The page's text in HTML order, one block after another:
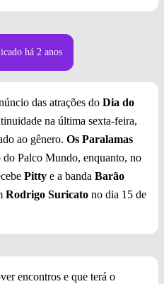
há 2 anos
das atrações do Dia do
na última sexta-feira,
ao gênero. Os Paralamas
do Palco Mundo, enquanto, no
Pitty e a banda Barão
Rodrigo Suricato no dia 15 de
encontros e que terá o